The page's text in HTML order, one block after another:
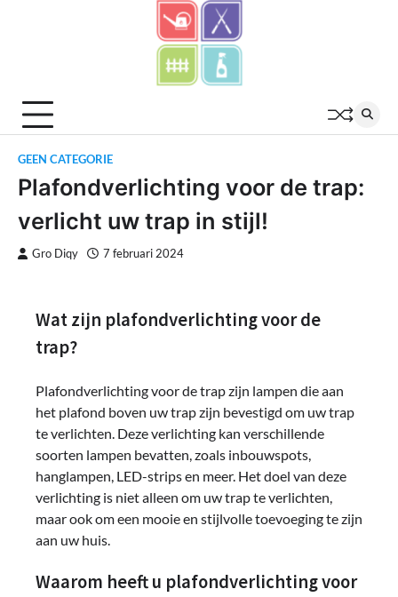
GEEN CATEGORIE
Plafondverlichting voor de trap:
verlicht uw trap in stijl!
Gro Diqy 7 februari 2024
Wat zijn plafondverlichting voor de
trap?
Plafondverlichting voor de trap zijn lampen die aan
het plafond boven uw trap zijn bevestigd om uw trap
te verlichten. Deze verlichting kan verschillende
soorten lampen bevatten, zoals inbouwspots,
hanglampen, LED-strips en meer. Het doel van deze
verlichting is niet alleen om uw trap te verlichten,
maar ook om een ​​mooie en stijlvolle toevoeging te zijn
aan uw huis.
Waarom heeft u plafondverlichting voor